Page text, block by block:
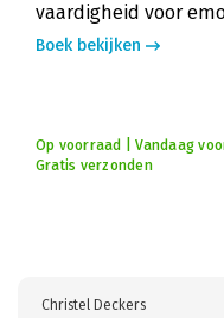
vaardigheid voor
Boek bekijken
Op voorraad | Vandaag
Gratis verzonden
Christel Deckers